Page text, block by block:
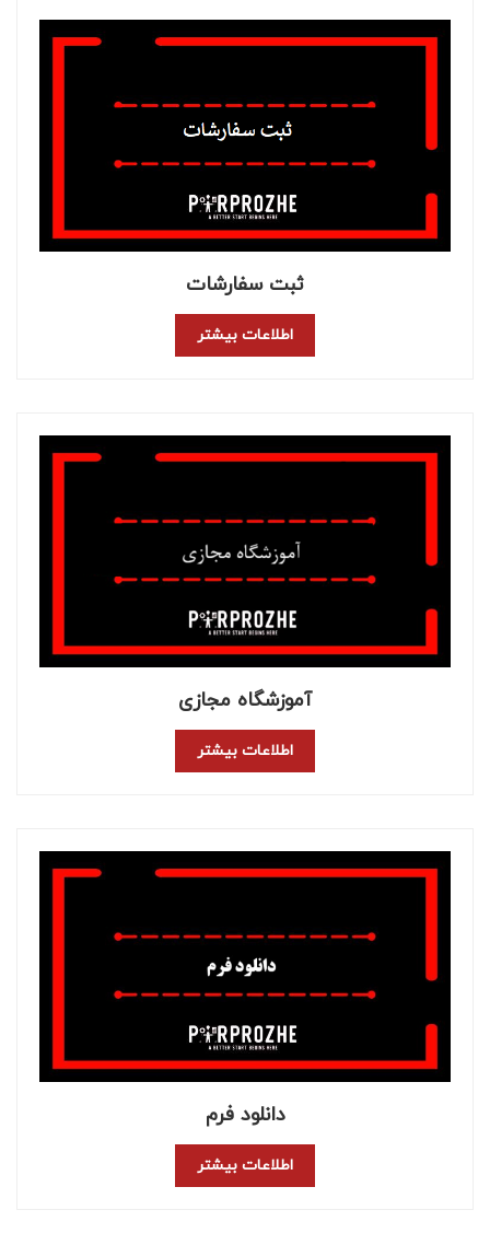
ثبت سفارشات
اطلاعات بیشتر
آموزشگاه مجازی
اطلاعات بیشتر
دانلود فرم
اطلاعات بیشتر